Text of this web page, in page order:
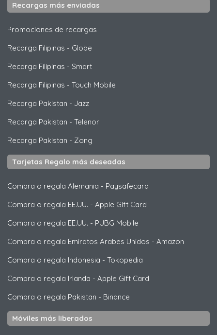
Recargas más enviadas
Promociones de recargas
Recarga Filipinas - Globe
Recarga Filipinas - Smart
Recarga Filipinas - Touch Mobile
Recarga Pakistan - Jazz
Recarga Pakistan - Telenor
Recarga Pakistan - Zong
Tarjetas Regalo más deseadas
Compra o regala Alemania - Paysafecard
Compra o regala EE.UU. - Apple Gift Card
Compra o regala EE.UU. - PUBG Mobile
Compra o regala Emiratos Arabes Unidos - Amazon
Compra o regala Indonesia - Tokopedia
Compra o regala Irlanda - Apple Gift Card
Compra o regala Pakistan - Binance
Móviles más liberados